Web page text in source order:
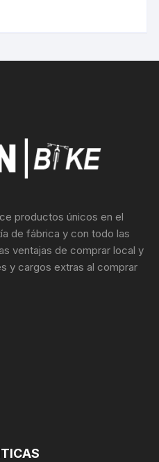
productos únicos en el
de fábrica y con todo las
ventajas de comprar local y
y cargos extras al comprar